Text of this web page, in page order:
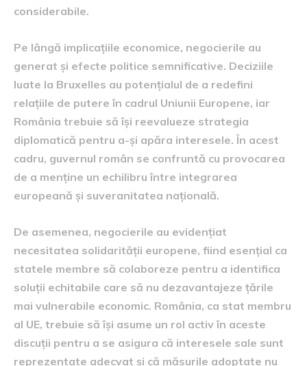
considerabile.
Pe lângă implicațiile economice, negocierile au
generat și efecte politice semnificative. Deciziile
luate la Bruxelles au potențialul de a redefini
relațiile de putere în cadrul Uniunii Europene, iar
România trebuie să își reevalueze strategia
diplomatică pentru a-și apăra interesele. În acest
cadru, guvernul român se confruntă cu provocarea
de a menține un echilibru între integrarea
europeană și suveranitatea națională.
De asemenea, negocierile au evidențiat
necesitatea solidarității europene, fiind esențial ca
statele membre să colaboreze pentru a identifica
soluții echitabile care să nu dezavantajeze țările
mai vulnerabile economic. România, ca stat membru
al UE, trebuie să își asume un rol activ în aceste
discuții pentru a se asigura că interesele sale sunt
reprezentate adecvat și că măsurile adoptate nu